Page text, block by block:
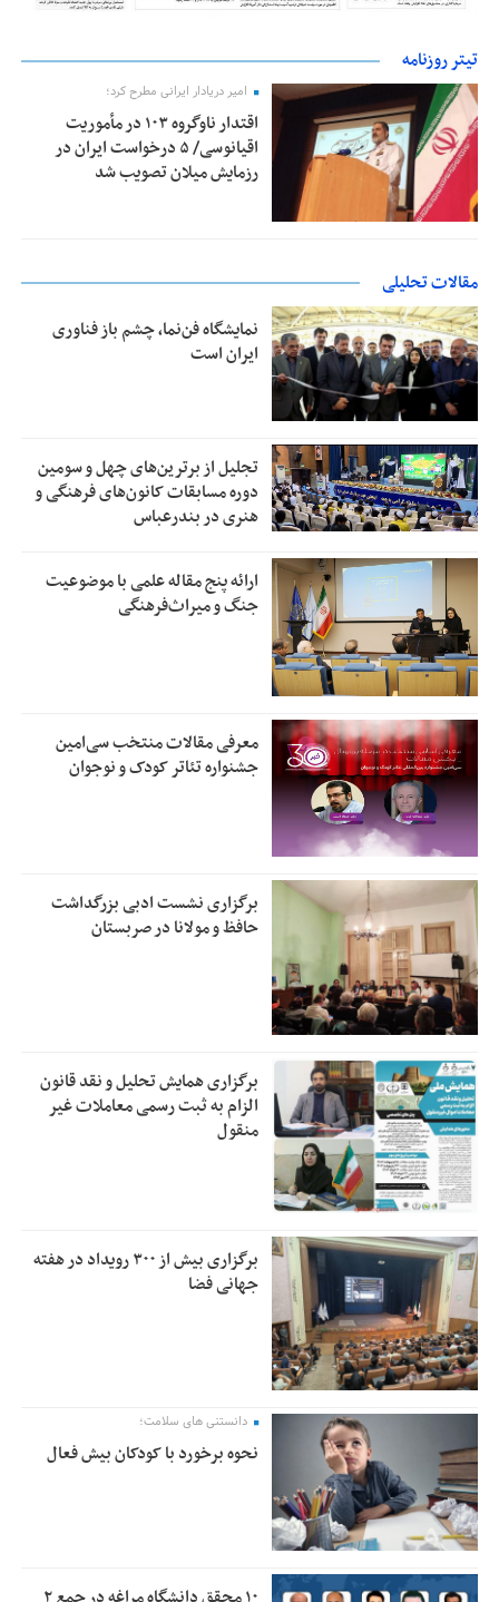
تیتر روزنامه
امیر دریادار ایرانی مطرح کرد؛
اقتدار ناوگروه ۱۰۳ در مأموریت‌
اقیانوسی/ ۵ درخواست ایران در
رزمایش میلان تصویب شد
مقالات تحلیلی
نمایشگاه فن‌نما، چشم باز فناوری
ایران است
تجلیل از بر‌ترین‌های چهل و سومین
دوره مسابقات کانون‌های فرهنگی و
هنری در بندرعباس
ارائه پنج مقاله علمی با موضوعیت
جنگ و میراث‌فرهنگی
معرفی مقالات منتخب سی‌امین
جشنواره تئاتر کودک و نوجوان
برگزاری نشست ادبی بزرگداشت
حافظ و مولانا در صربستان
برگزاری همایش تحلیل و نقد قانون
الزام به ثبت رسمی معاملات غیر
منقول
برگزاری بیش از ۳۰۰ رویداد در هفته
جهانی فضا
دانستنی های سلامت؛
نحوه برخورد با کودکان بیش فعال